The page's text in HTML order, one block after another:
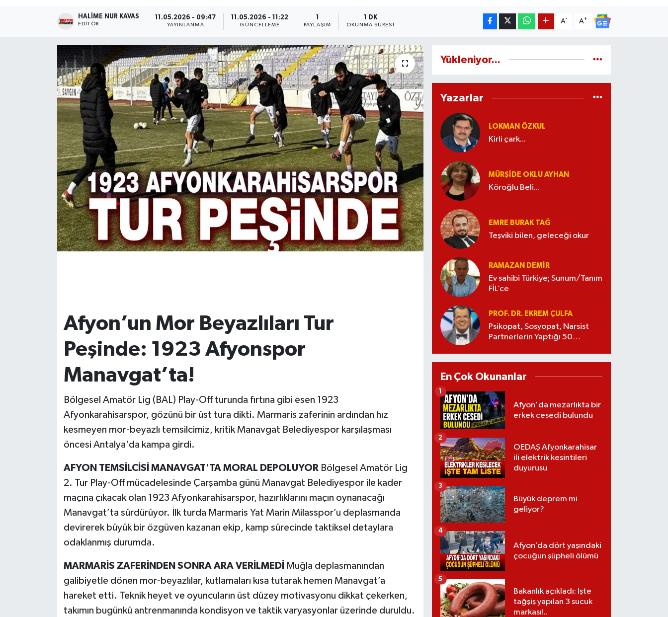
HALIME NUR KAVAS
EDITÖR
11.05.2026 - 09:47
YAYINLANMA
11.05.2026 - 11:22
GÜNCELLEME PAYLAŞIM
1 DK
OKUNMA SÜRESI
A- A+
Afyon’un Mor Beyazlıları Tur
Peşinde: 1923 Afyonspor
Manavgat’ta!
Bölgesel Amatör Lig (BAL) Play-Off turunda fırtına gibi esen 1923
Afyonkarahisarspor, gözünü bir üst tura dikti. Marmaris zaferinin ardından hız
kesmeyen mor-beyazlı temsilcimiz, kritik Manavgat Belediyespor karşılaşması
öncesi Antalya'da kampa girdi.
AFYON TEMSİLCİSİ MANAVGAT'TA MORAL DEPOLUYORBölgesel Amatör Lig
2. Tur Play-Off mücadelesinde Çarşamba günü Manavgat Belediyespor ile kader
maçına çıkacak olan 1923 Afyonkarahisarspor, hazırlıklarını maçın oynanacağı
Manavgat’ta sürdürüyor. İlk turda Marmaris Yat Marin Milasspor’u deplasmanda
devirerek büyük bir özgüven kazanan ekip, kamp sürecinde taktiksel detaylara
odaklanmış durumda.
MARMARİS ZAFERİNDEN SONRA ARA VERİLMEDİ Muğla deplasmanından
galibiyetle dönen mor-beyazlılar, kutlamaları kısa tutarak hemen Manavgat’a
hareket etti. Teknik heyet ve oyuncuların üst düzey motivasyonu dikkat çekerken,
takımın bugünkü antrenmanında kondisyon ve taktik varyasyonlar üzerinde duruldu.
Yükleniyor...
Yazarlar
LOKMAN ÖZKUL
Kirli çark...
MÜRŞIDE OKLU AYHAN
Köroğlu Beli...
EMRE BURAK TAĞ
Teşviki bilen, geleceği okur
RAMAZAN DEMİR
Ev sahibi Türkiye; Sunum/Tanım
FİL’ce
PROF. DR. EKREM ÇULFA
Psikopat, Sosyopat, Narsist
Partnerlerin Yaptığı 50
En Çok Okunanlar
Afyon'da mezarlıkta bir
erkek cesedi bulundu
1
OEDAŞ Afyonkarahisar
ili elektrik kesintileri
duyurusu
2
Büyük deprem mi
geliyor?
3
Afyon’da dört yaşındaki
çocuğun şüpheli ölümü
4
Bakanlık açıkladı: İşte
tağşiş yapılan 3 sucuk
markası!..
5
Magazin